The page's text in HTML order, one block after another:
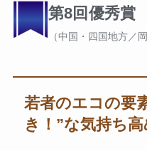
第8回優秀賞
（中国・四国地方／岡
若者のエコの要
き！”な気持ち高